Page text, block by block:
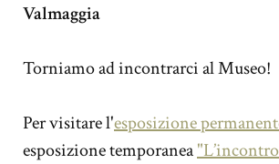
Valmaggia
Torniamo ad incontrarci al Museo!
Per visitare l'esposizione
esposizione temporanea